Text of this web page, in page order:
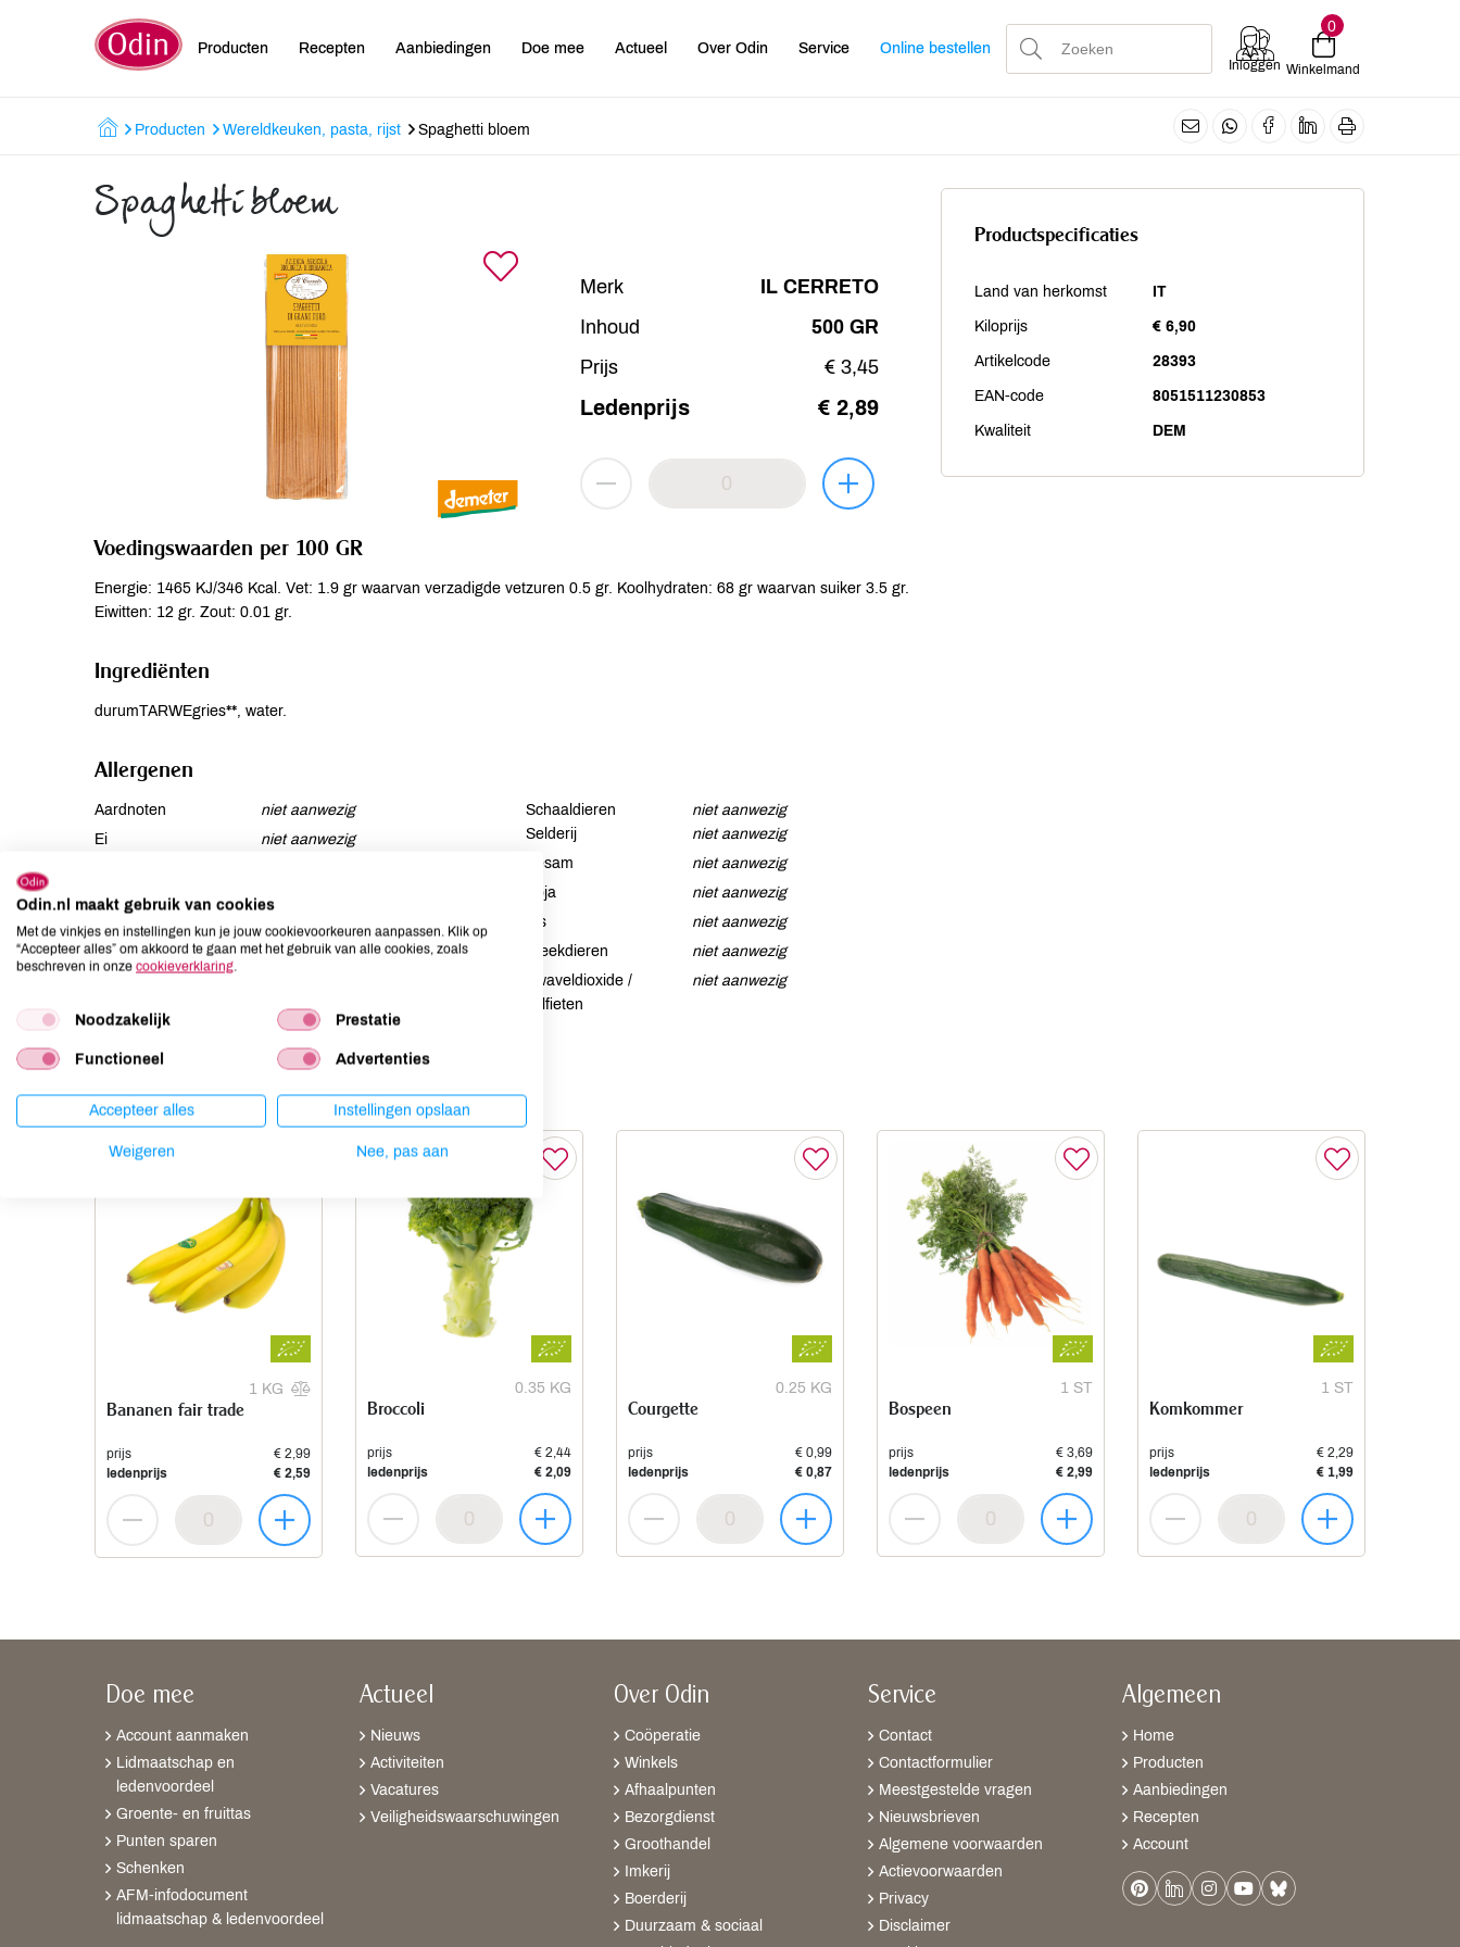
Producten Recepten Aanbiedingen Doe mee Actueel Over Odin Service Online bestellen
Inloggen
0
Winkelmand
Producten Wereldkeuken, pasta, rijst Spaghetti bloem
Spaghetti bloem
Merk
IL CERRETO
Inhoud
500 GR
Prijs
€ 3,45
Ledenprijs € 2,89
Voedingswaarden per 100 GR
Energie: 1465 KJ/346 Kcal. Vet: 1.9 gr waarvan verzadigde vetzuren 0.5 gr. Koolhydraten: 68 gr waarvan suiker 3.5 gr.
Eiwitten: 12 gr. Zout: 0.01 gr.
Ingrediënten
durumTARWEgries**, water.
Allergenen
Aardnoten
niet aanwezig
Ei
niet aanwezig
Lactose
niet aanwezig
Lupine
niet aanwezig
Mosterd
kan bevatten
Schaaldieren
niet aanwezig
Selderij
niet aanwezig
Sesam
niet aanwezig
Soja
niet aanwezig
Vis
niet aanwezig
Weekdieren
niet aanwezig
Zwaveldioxide /
sulfieten
niet aanwezig
Productspecificaties
Land van herkomst IT
Kiloprijs € 6,90
Artikelcode 28393
EAN-code 8051511230853
Kwaliteit DEM
1 KG
Bananen fair trade
prijs
€ 2,99
ledenprijs
€ 2,59
0.35 KG
Broccoli
prijs
€ 2,44
ledenprijs
€ 2,09
0.25 KG
Courgette
prijs
€ 0,99
ledenprijs
€ 0,87
1 ST
Bospeen
prijs
€ 3,69
ledenprijs
€ 2,99
1 ST
Komkommer
prijs
€ 2,29
ledenprijs
€ 1,99
Doe mee
Account aanmaken
Lidmaatschap en
ledenvoordeel
Groente- en fruittas
Punten sparen
Schenken
AFM-infodocument
lidmaatschap & ledenvoordeel
Actueel
Nieuws
Activiteiten
Vacatures
Veiligheidswaarschuwingen
Over Odin
Coöperatie
Winkels
Afhaalpunten
Bezorgdienst
Groothandel
Imkerij
Boerderij
Duurzaam & sociaal
Service
Contact
Contactformulier
Meestgestelde vragen
Nieuwsbrieven
Algemene voorwaarden
Actievoorwaarden
Privacy
Disclaimer
Algemeen
Home
Producten
Aanbiedingen
Recepten
Account
Odin.nl maakt gebruik van cookies
Met de vinkjes en instellingen kun je jouw cookievoorkeuren aanpassen. Klik op
“Accepteer alles” om akkoord te gaan met het gebruik van alle cookies, zoals
beschreven in onze cookieverklaring.
Noodzakelijk Prestatie
Functioneel Advertenties
Accepteer alles Instellingen opslaan
Weigeren Nee, pas aan